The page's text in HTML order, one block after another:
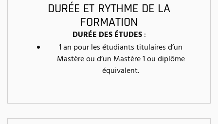
DURÉE ET RYTHME DE LA
FORMATION
DURÉE DES ÉTUDES:
1 an pour les étudiants titulaires d’un
Mastère ou d’un Mastère 1 ou diplôme
équivalent.